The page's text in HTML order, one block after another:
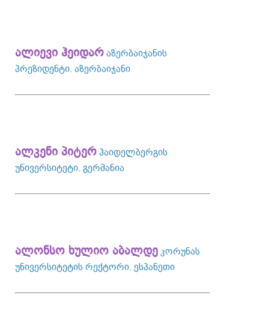
ალიევი ჰეიდარაზერბაიჯანის
პრეზიდენტი. აზერბაიჯანი
ალკენი პიტერჰაიდელბერგის
უნივერსიტეტი. გერმანია
ალონსო ხულიო აბალდეკორუნას
უნივერსიტეტის რექტორი. ესპანეთი